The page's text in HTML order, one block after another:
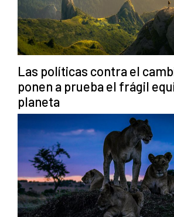
Las políticas contra el
ponen a prueba el frágil
planeta